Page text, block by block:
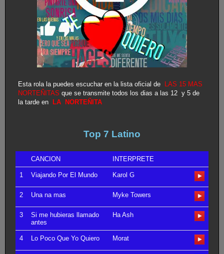
Esta rola la puedes escuchar en la lista oficial de
LAS 15 MAS
NORTEÑITAS que se transmite todos los dias a las 12 y 5 de
la tarde en
LA NORTEÑITA
Top 7 Latino
CANCION INTERPRETE
1 Viajando Por El Mundo Karol G
2 Una na mas Myke Towers
3
Si me hubieras llamado
antes
Ha Ash
4 Lo Poco Que Yo Quiero Morat